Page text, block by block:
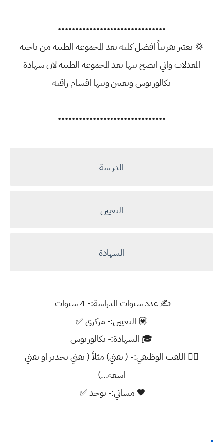
•••••••••••••••••••••••••••••••
💢 تعتبر تقريباً افضل كلية بعد المجموعه الطبية من ناحية
المعدلات واني انصح بيها بعد المجموعه الطبية لان شهادة
بكالوريوس وتعيين وبيها اقسام راقية
•••••••••••••••••••••••••••••••
الدراسة
التعيين
الشهادة
✍️ عدد سنوات الدراسة:- 4 سنوات
💟 التعيين:- مركزي ✅
🎓 الشهادة:- بكالوريوس
👨‍⚕️ اللقب الوظيفي:- ( تقني) مثلاً ( تقني تخدير او تقني
اشعة...)
🖤 مسائي:- يوجد ✅